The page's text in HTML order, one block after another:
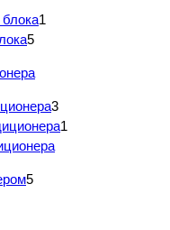
блока1
5
3
1
5